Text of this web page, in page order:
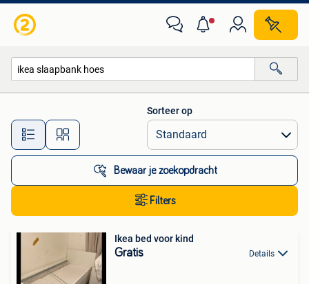
Alle afstanden…
Sorteer op
Bewaar je zoekopdracht
Filters
Ikea bed voor kind
Gratis Details